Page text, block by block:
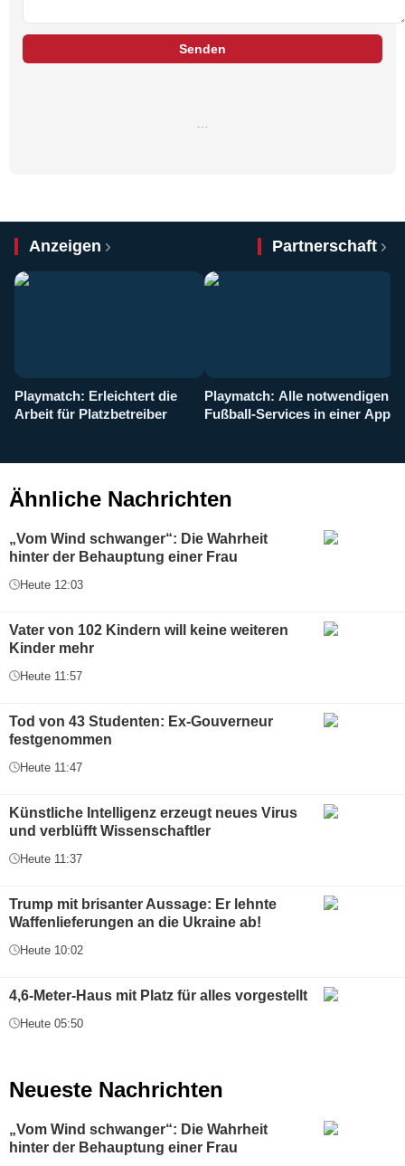
Senden
Anzeigen Partnerschaft
Playmatch: Erleichtert die
Arbeit für Platzbetreiber
Playmatch: Alle notwendigen
Fußball-Services in einer App
Ähnliche Nachrichten
„Vom Wind schwanger“: Die Wahrheit
hinter der Behauptung einer Frau
Heute 12:03
Vater von 102 Kindern will keine weiteren
Kinder mehr
Heute 11:57
Tod von 43 Studenten: Ex-Gouverneur
festgenommen
Heute 11:47
Künstliche Intelligenz erzeugt neues Virus
und verblüfft Wissenschaftler
Heute 11:37
Trump mit brisanter Aussage: Er lehnte
Waffenlieferungen an die Ukraine ab!
Heute 10:02
4,6-Meter-Haus mit Platz für alles vorgestellt
Heute 05:50
Neueste Nachrichten
„Vom Wind schwanger“: Die Wahrheit
hinter der Behauptung einer Frau